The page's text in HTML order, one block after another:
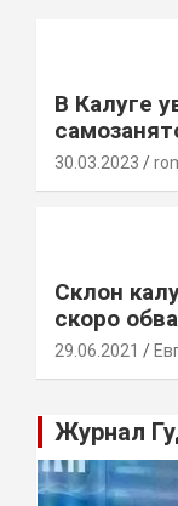
В Калуге
30.03.2023
Склон
скоро
29.06.2021
Журнал